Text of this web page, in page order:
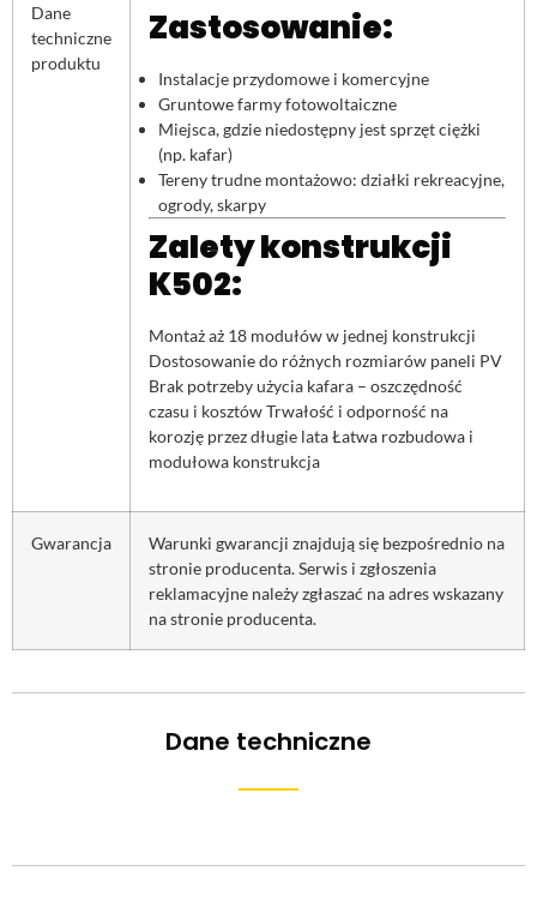
Dane
techniczne
produktu
Zastosowanie:
Instalacje przydomowe i komercyjne
Gruntowe farmy fotowoltaiczne
Miejsca, gdzie niedostępny jest sprzęt ciężki
(np. kafar)
Tereny trudne montażowo: działki rekreacyjne,
ogrody, skarpy
Zalety konstrukcji
K502:
Montaż aż 18 modułów w jednej konstrukcji
Dostosowanie do różnych rozmiarów paneli PV
Brak potrzeby użycia kafara – oszczędność
czasu i kosztów Trwałość i odporność na
korozję przez długie lata Łatwa rozbudowa i
modułowa konstrukcja
Gwarancja
Warunki gwarancji znajdują się bezpośrednio na
stronie producenta. Serwis i zgłoszenia
reklamacyjne należy zgłaszać na adres wskazany
na stronie producenta.
Dane techniczne